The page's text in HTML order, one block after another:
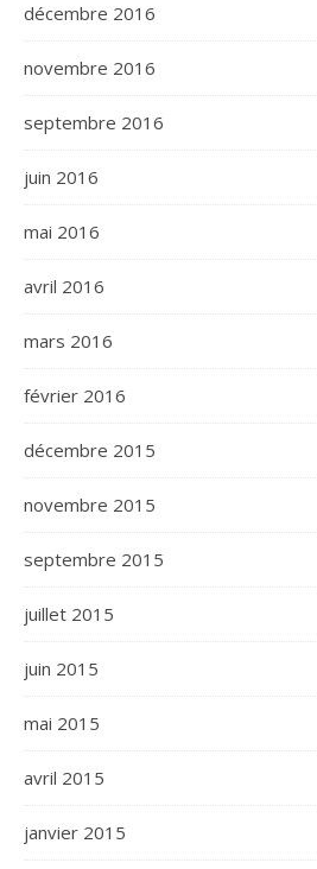
décembre 2016
novembre 2016
septembre 2016
juin 2016
mai 2016
avril 2016
mars 2016
février 2016
décembre 2015
novembre 2015
septembre 2015
juillet 2015
juin 2015
mai 2015
avril 2015
janvier 2015